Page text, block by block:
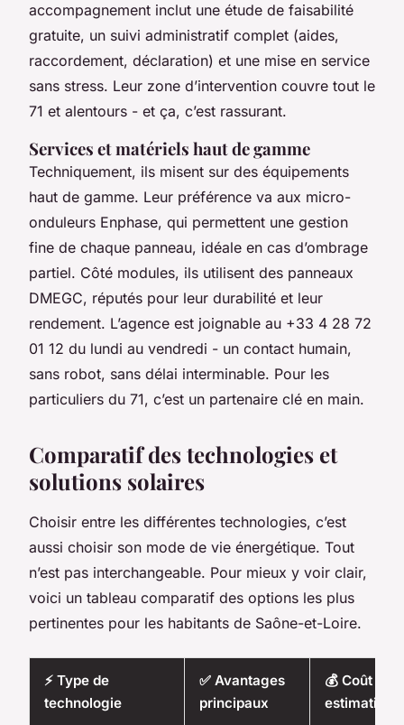
accompagnement inclut une étude de faisabilité
gratuite, un suivi administratif complet (aides,
raccordement, déclaration) et une mise en service
sans stress. Leur zone d’intervention couvre tout le
71 et alentours - et ça, c’est rassurant.
Services et matériels haut de gamme
Techniquement, ils misent sur des équipements
haut de gamme. Leur préférence va aux micro-
onduleurs Enphase, qui permettent une gestion
fine de chaque panneau, idéale en cas d’ombrage
partiel. Côté modules, ils utilisent des panneaux
DMEGC, réputés pour leur durabilité et leur
rendement. L’agence est joignable au +33 4 28 72
01 12 du lundi au vendredi - un contact humain,
sans robot, sans délai interminable. Pour les
particuliers du 71, c’est un partenaire clé en main.
Comparatif des technologies et
solutions solaires
Choisir entre les différentes technologies, c’est
aussi choisir son mode de vie énergétique. Tout
n’est pas interchangeable. Pour mieux y voir clair,
voici un tableau comparatif des options les plus
pertinentes pour les habitants de Saône-et-Loire.
⚡ Type de
technologie
✅ Avantages
principaux
💰 Coût
estimatif